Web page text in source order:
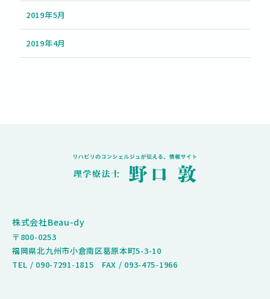
2019年5月
2019年4月
株式会社Beau-dy
〒800-0253
福岡県北九州市小倉南区葛原本町5-3-10
TEL / 090-7291-1815 FAX / 093-475-1966